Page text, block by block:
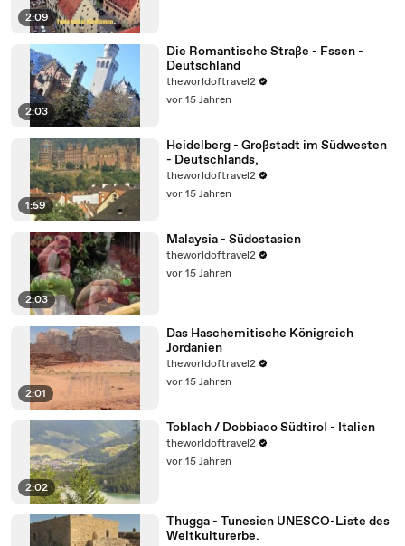
2:09
2:03
Die Romantische Straße - Fssen -
Deutschland
theworldoftravel2
vor 15 Jahren
1:59
Heidelberg - Großstadt im Südwesten
- Deutschlands,
theworldoftravel2
vor 15 Jahren
2:03
Malaysia - Südostasien
theworldoftravel2
vor 15 Jahren
2:01
Das Haschemitische Königreich
Jordanien
theworldoftravel2
vor 15 Jahren
2:02
Toblach / Dobbiaco Südtirol - Italien
theworldoftravel2
vor 15 Jahren
Thugga - Tunesien UNESCO-Liste des
Weltkulturerbe.